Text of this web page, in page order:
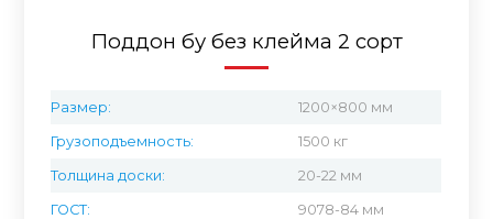
Поддон бу без клейма 2 сорт
Размер: 1200×800 мм
Грузоподъемность: 1500 кг
Толщина доски: 20-22 мм
ГОСТ: 9078-84 мм